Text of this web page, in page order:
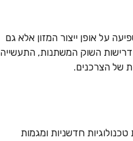
על אופן ייצור המזון אלא גם
השוק המשתנות, התעשייה
של הצרכנים.
חדשניות ומגמות